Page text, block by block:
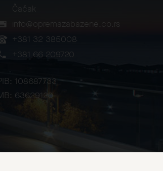
Čačak
info@opremazabazene.co.rs
+381 32 385008
+381 66 209720
108687733
63629120